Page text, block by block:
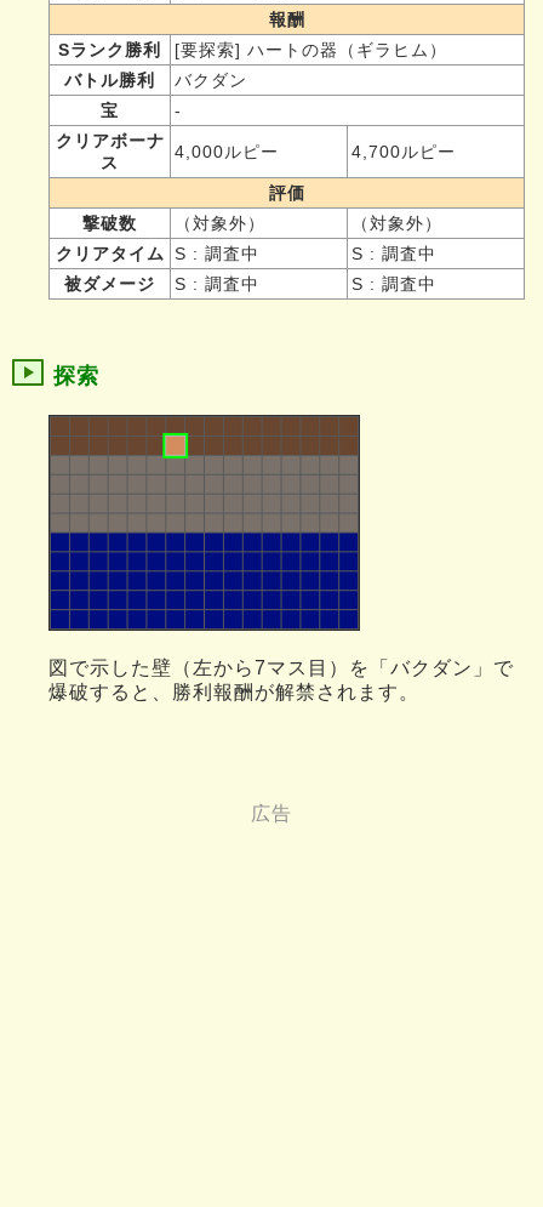
報酬
Sランク勝利
[要探索] ハートの器（ギラヒム）
バトル勝利
バクダン
宝
-
クリアボーナ
ス
4,000ルピー 4,700ルピー
評価
撃破数
（対象外）
（対象外）
クリアタイム
S : 調査中
S : 調査中
被ダメージ
S : 調査中 S : 調査中
探索
図で示した壁（左から7マス目）を「バクダン」で
爆破すると、勝利報酬が解禁されます。